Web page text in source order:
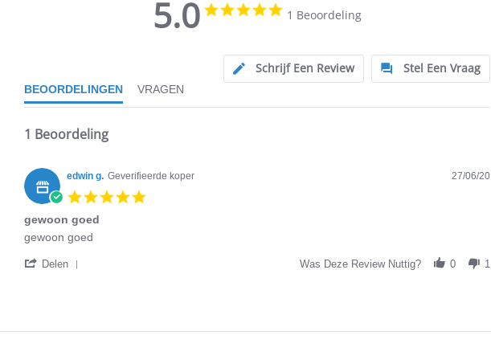
5.0
star
1 Beoordeling
Schrijf Een Review Stel Een Vraag
BEOORDELINGEN VRAGEN
1 Beoordeling
edwin g. Geverifieerde koper 27/06/20
gewoon goed
Review
edwin
2020
review
gewoon
gewoon goed
Delen
g.
Was Deze Review Nuttig? 0 1